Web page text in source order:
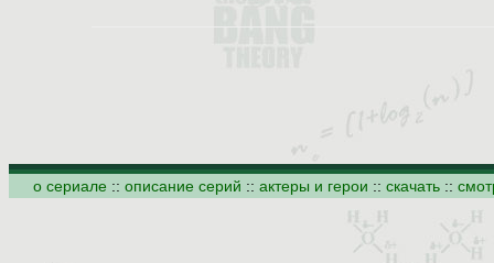
о сериале :: описание серий :: актеры и герои :: скачать ::